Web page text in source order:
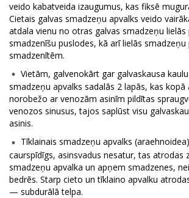
veido kabatveida izaugumus, kas fiksē
Cietais galvas smadzeņu apvalks veido
atdala vienu no otras galvas smadzeņu lielās
smadzenīšu puslodes, kā arī lielās smadzeņu
smadzenītēm.
Vietām, galvenokārt gar galvaskausa
smadzeņu apvalks sadalās 2 lapās, kas kopā
norobežo ar venozām asinīm pildītas
venozos sinusus, tajos saplūst visu
asinis.
Tīklainais smadzeņu apvalks
caurspīdīgs, asinsvadus nesatur, tas atrodas
smadzeņu apvalka un apņem smadzenes,
bedrēs. Starp cieto un tīklaino apvalku
— subdurālā telpa.